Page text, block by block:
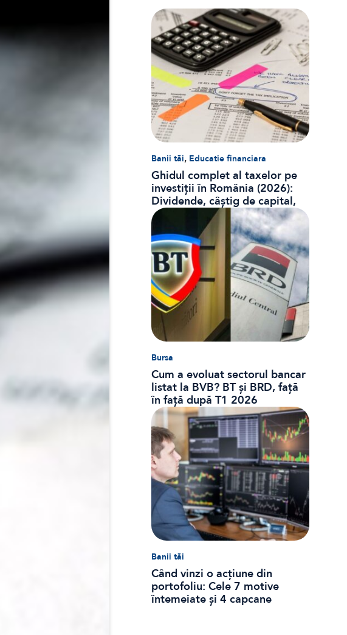
Banii tăi, Educatie financiara
Ghidul complet al taxelor pe
investiții în România (2026):
Dividende, câștig de capital,
dobânzi și CASS
Bursa
Cum a evoluat sectorul bancar
listat la BVB? BT și BRD, față
în față după T1 2026
Banii tăi
Când vinzi o acțiune din
portofoliu: Cele 7 motive
întemeiate și 4 capcane